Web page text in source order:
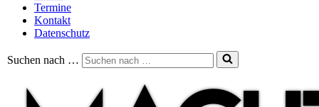
Termine
Kontakt
Datenschutz
Suchen nach …